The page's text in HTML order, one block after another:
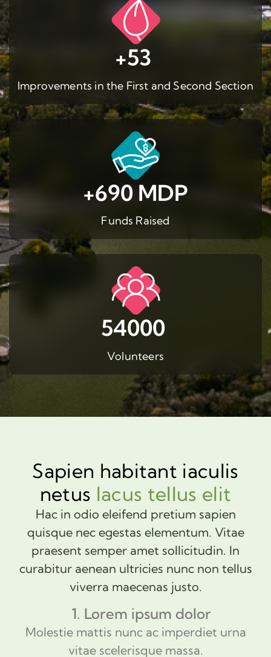
+53
Improvements in the First and Second Section
+690 MDP
Funds Raised
54000
Volunteers
Sapien habitant iaculis
netus lacus tellus elit
Hac in odio eleifend pretium sapien
quisque nec egestas elementum. Vitae
praesent semper amet sollicitudin. In
curabitur aenean ultricies nunc non tellus
viverra maecenas justo.
Lorem ipsum dolor
Molestie mattis nunc ac imperdiet urna
vitae scelerisque massa.